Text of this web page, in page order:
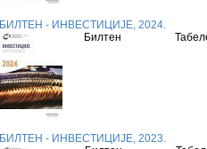
БИЛТЕН - ИНВЕСТИЦИЈЕ, 2024.
Билтен
БИЛТЕН - ИНВЕСТИЦИЈЕ, 2023.